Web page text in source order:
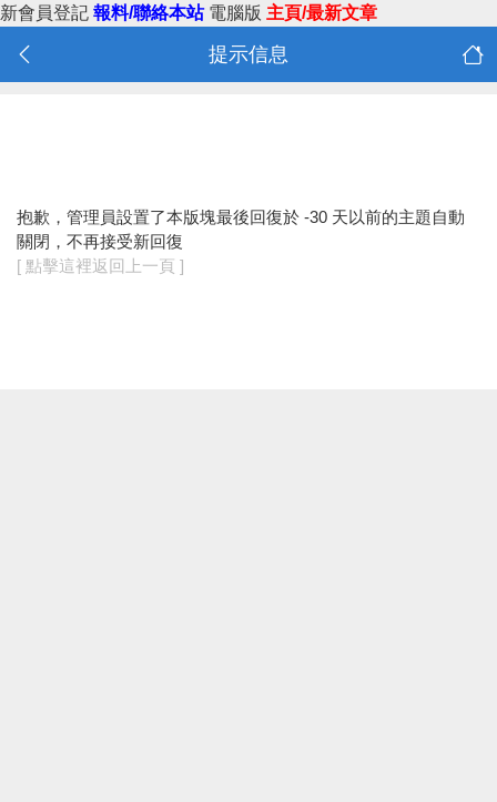
新會員登記 報料/聯絡本站 電腦版 主頁/最新文章
提示信息
抱歉，管理員設置了本版塊最後回復於 -30 天以前的主題自動
關閉，不再接受新回復
[ 點擊這裡返回上一頁 ]